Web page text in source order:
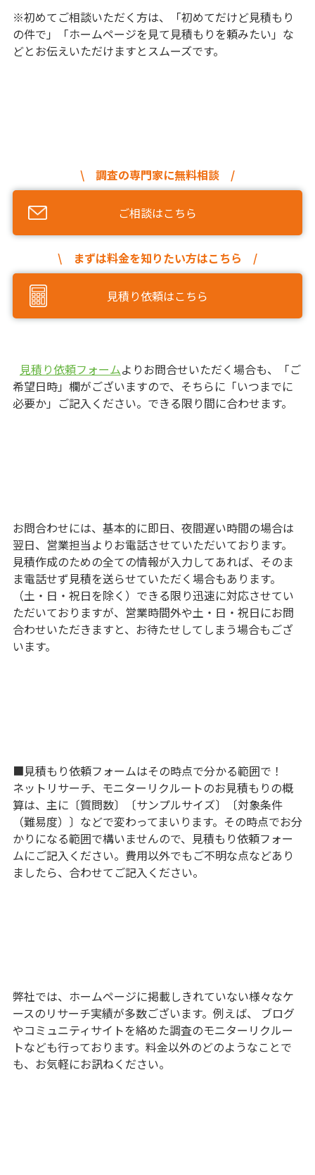
※初めてご相談いただく方は、「初めてだけど見積もり
の件で」「ホームページを見て見積もりを頼みたい」な
どとお伝えいただけますとスムーズです。
\ 調査の専門家に無料相談 /
ご相談はこちら
\ まずは料金を知りたい方はこちら /
見積り依頼はこちら
見積り依頼フォームよりお問合せいただく場合も、「ご
希望日時」欄がございますので、そちらに「いつまでに
必要か」ご記入ください。できる限り間に合わせます。
お問合わせには、基本的に即日、夜間遅い時間の場合は
翌日、営業担当よりお電話させていただいております。
見積作成のための全ての情報が入力してあれば、そのま
ま電話せず見積を送らせていただく場合もあります。
（土・日・祝日を除く）できる限り迅速に対応させてい
ただいておりますが、営業時間外や土・日・祝日にお問
合わせいただきますと、お待たせしてしまう場合もござ
います。
■見積もり依頼フォームはその時点で分かる範囲で！
ネットリサーチ、モニターリクルートのお見積もりの概
算は、主に 〔質問数〕〔サンプルサイズ〕〔対象条件
（難易度）〕 などで変わってまいります。その時点でお分
かりになる範囲で構いませんので、見積もり依頼フォー
ムにご記入ください。費用以外でもご不明な点などあり
ましたら、合わせてご記入ください。
弊社では、ホームページに掲載しきれていない様々なケ
ースのリサーチ実績が多数ございます。例えば、 ブログ
やコミュニティサイトを絡めた調査のモニターリクルー
トなども行っております。料金以外のどのようなことで
も、お気軽にお訊ねください。